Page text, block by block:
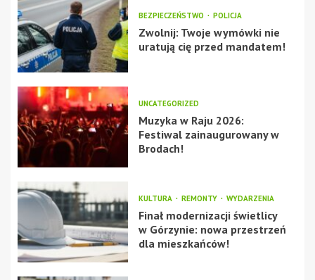
BEZPIECZEŃSTWO POLICJA
Zwolnij: Twoje wymówki nie
uratują cię przed mandatem!
UNCATEGORIZED
Muzyka w Raju 2026:
Festiwal zainaugurowany w
Brodach!
KULTURA REMONTY WYDARZENIA
Finał modernizacji świetlicy
w Górzynie: nowa przestrzeń
dla mieszkańców!